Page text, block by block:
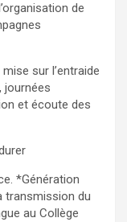
de
sur l’entraide
journées
et écoute des
*Génération
transmission du
au Collège